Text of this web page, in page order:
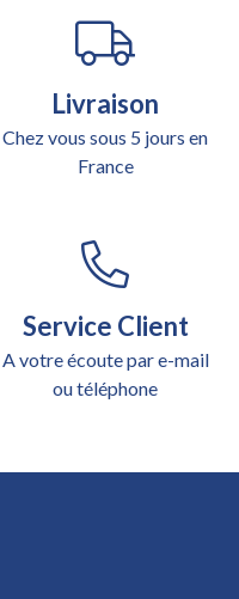
Livraison
Chez vous sous 5 jours en
France
Service Client
A votre écoute par e-mail
ou téléphone